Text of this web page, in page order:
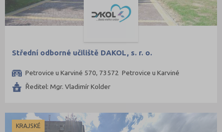
Střední odborné učiliště DAKOL, s. r. o.
Petrovice u Karviné 570, 73572 Petrovice u Karviné
Ředitel: Mgr. Vladimír Kolder
KRAJSKÉ